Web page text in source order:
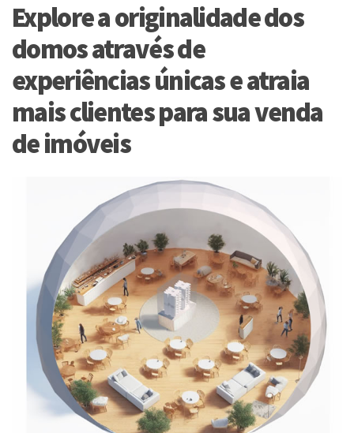
Explore a originalidade dos
domos através de
experiências únicas e atraia
mais clientes para sua venda
de imóveis